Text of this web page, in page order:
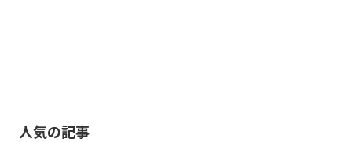
人気の記事